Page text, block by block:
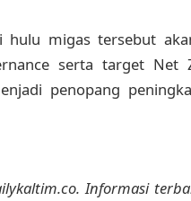
hulu migas tersebut
serta target Net
penopang
Informasi